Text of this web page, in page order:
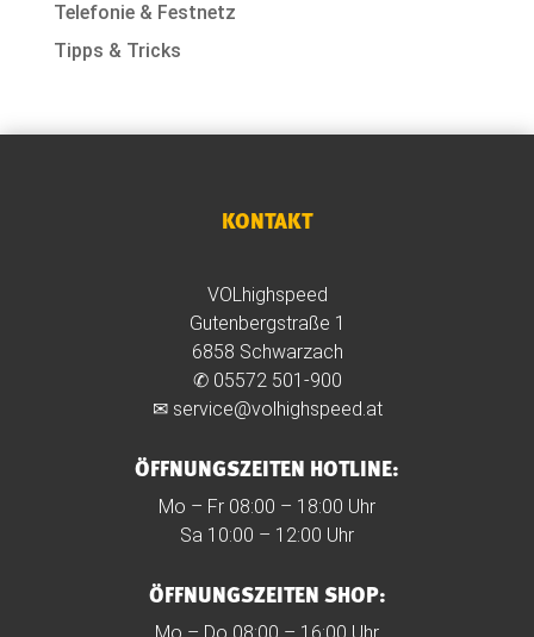
Telefonie & Festnetz
Tipps & Tricks
KONTAKT
VOLhighspeed
Gutenbergstraße 1
6858 Schwarzach
✆ 05572 501-900
✉ service@volhighspeed.at
ÖFFNUNGSZEITEN HOTLINE:
Mo – Fr 08:00 – 18:00 Uhr
Sa 10:00 – 12:00 Uhr
ÖFFNUNGSZEITEN SHOP: